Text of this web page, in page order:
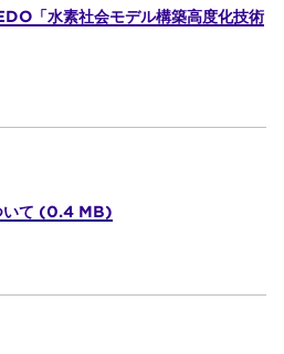
「水素社会モデル構築高度化技術
いて (0.4 MB)